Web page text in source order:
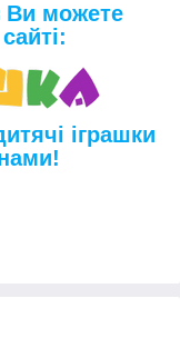
Ви можете
іграшки